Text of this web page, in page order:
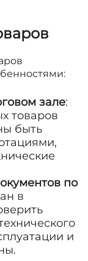
зале:
товаров
быть
по
в
и